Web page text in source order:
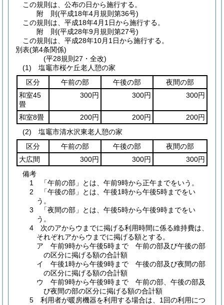
この規則は、公布の日から施行する。
附 則(平成18年4月規則第36号)
この規則は、平成18年4月1日から施行する。
附 則(平成28年9月規則第27号)
この規則は、平成28年10月1日から施行する。
別表(第4条関係)
(平28規則27・全改)
(1) 塩竈市桜ケ丘老人憩の家
区分
午前の部 午後の部
夜間の部
和室45
畳
300円 300円 300円
和室8畳 200円 200円
200円
(2) 塩竈市清水沢東老人憩の家
区分
午前の部 午後の部
夜間の部
大広間
300円 300円
300円
備考
1 「午前の部」とは、午前9時から正午までをいう。
2 「午後の部」とは、午後1時から午後5時までをい
う。
3 「夜間の部」とは、午後5時から午後9時までをい
う。
4 次のアからウまでに掲げる利用時間に係る維持費は、
それぞれアからウまでに掲げる額とする。
ア 午前9時から午後5時まで 午前の部及び午後の部
の区分に掲げる額の合計額
イ 午後1時から午後9時まで 午後の部及び夜間の部
の区分に掲げる額の合計額
ウ 午前9時から午後9時まで 午前の部、午後の部及
び夜間の部の区分に掲げる額の合計額
5 利用者が暖房機器を利用する場合は、1回の利用につ